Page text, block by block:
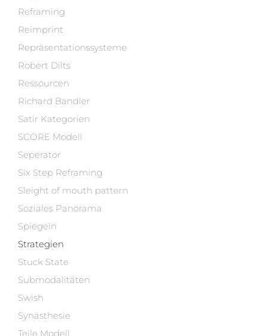
Reframing
Reimprint
Repräsentationssysteme
Robert Dilts
Ressourcen
Richard Bandler
Satir Kategorien
SCORE Modell
Seperator
Six Step Reframing
Sleight of mouth pattern
Soziales Panorama
Spiegeln
Strategien
Stuck State
Submodalitäten
Swish
Synästhesie
Teile Modell